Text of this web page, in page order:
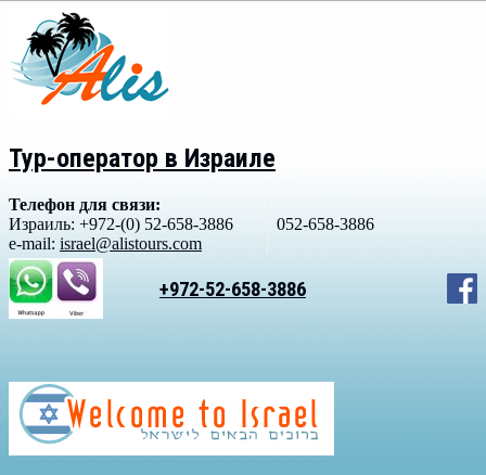
Тур-оператор в Израиле
Телефон для связи:
Израиль: +972-(0) 52-658-3886
052-658-3886
e-mail: israel@alistours.com
+972-52-658-3886